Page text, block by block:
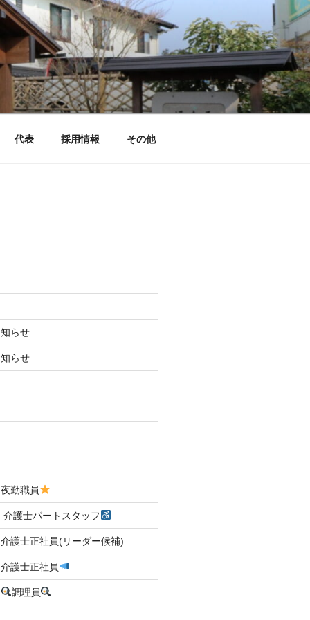
代表 採用情報 その他
らせ
らせ
勤職員
護士パートスタッフ
士正社員(リーダー候補)
士正社員
調理員